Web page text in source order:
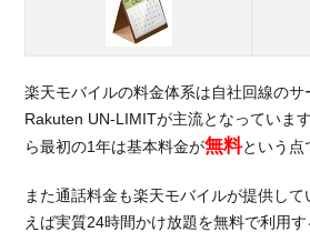
楽天モバイルの料金体系は自社回線のサ
Rakuten UN-LIMITが主流となっていま
ら最初の1年は基本料金が無料という点
また通話料金も楽天モバイルが提供し
えば実質24時間かけ放題を無料で利用す